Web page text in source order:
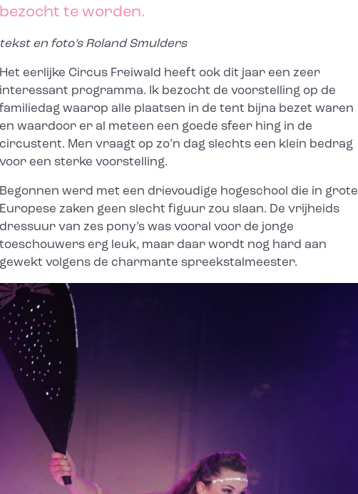
bezocht te worden.
tekst en foto’s Roland Smulders
Het eerlijke Circus Freiwald heeft ook dit jaar een zeer
interessant programma. Ik bezocht de voorstelling op de
familiedag waarop alle plaatsen in de tent bijna bezet waren
en waardoor er al meteen een goede sfeer hing in de
circustent. Men vraagt op zo’n dag slechts een klein bedrag
voor een sterke voorstelling.
Begonnen werd met een drievoudige hogeschool die in grote
Europese zaken geen slecht figuur zou slaan. De vrijheids
dressuur van zes pony’s was vooral voor de jonge
toeschouwers erg leuk, maar daar wordt nog hard aan
gewekt volgens de charmante spreekstalmeester.